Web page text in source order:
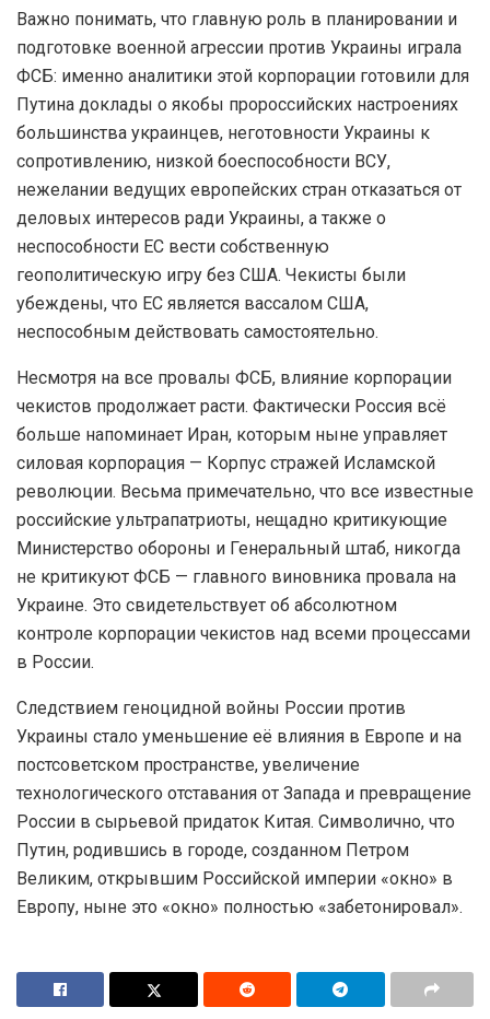
Важно понимать, что главную роль в планировании и
подготовке военной агрессии против Украины играла
ФСБ: именно аналитики этой корпорации готовили для
Путина доклады о якобы пророссийских настроениях
большинства украинцев, неготовности Украины к
сопротивлению, низкой боеспособности ВСУ,
нежелании ведущих европейских стран отказаться от
деловых интересов ради Украины, а также о
неспособности ЕС вести собственную
геополитическую игру без США. Чекисты были
убеждены, что ЕС является вассалом США,
неспособным действовать самостоятельно.
Несмотря на все провалы ФСБ, влияние корпорации
чекистов продолжает расти. Фактически Россия всё
больше напоминает Иран, которым ныне управляет
силовая корпорация — Корпус стражей Исламской
революции. Весьма примечательно, что все известные
российские ультрапатриоты, нещадно критикующие
Министерство обороны и Генеральный штаб, никогда
не критикуют ФСБ — главного виновника провала на
Украине. Это свидетельствует об абсолютном
контроле корпорации чекистов над всеми процессами
в России.
Следствием геноцидной войны России против
Украины стало уменьшение её влияния в Европе и на
постсоветском пространстве, увеличение
технологического отставания от Запада и превращение
России в сырьевой придаток Китая. Символично, что
Путин, родившись в городе, созданном Петром
Великим, открывшим Российской империи «окно» в
Европу, ныне это «окно» полностью «забетонировал».